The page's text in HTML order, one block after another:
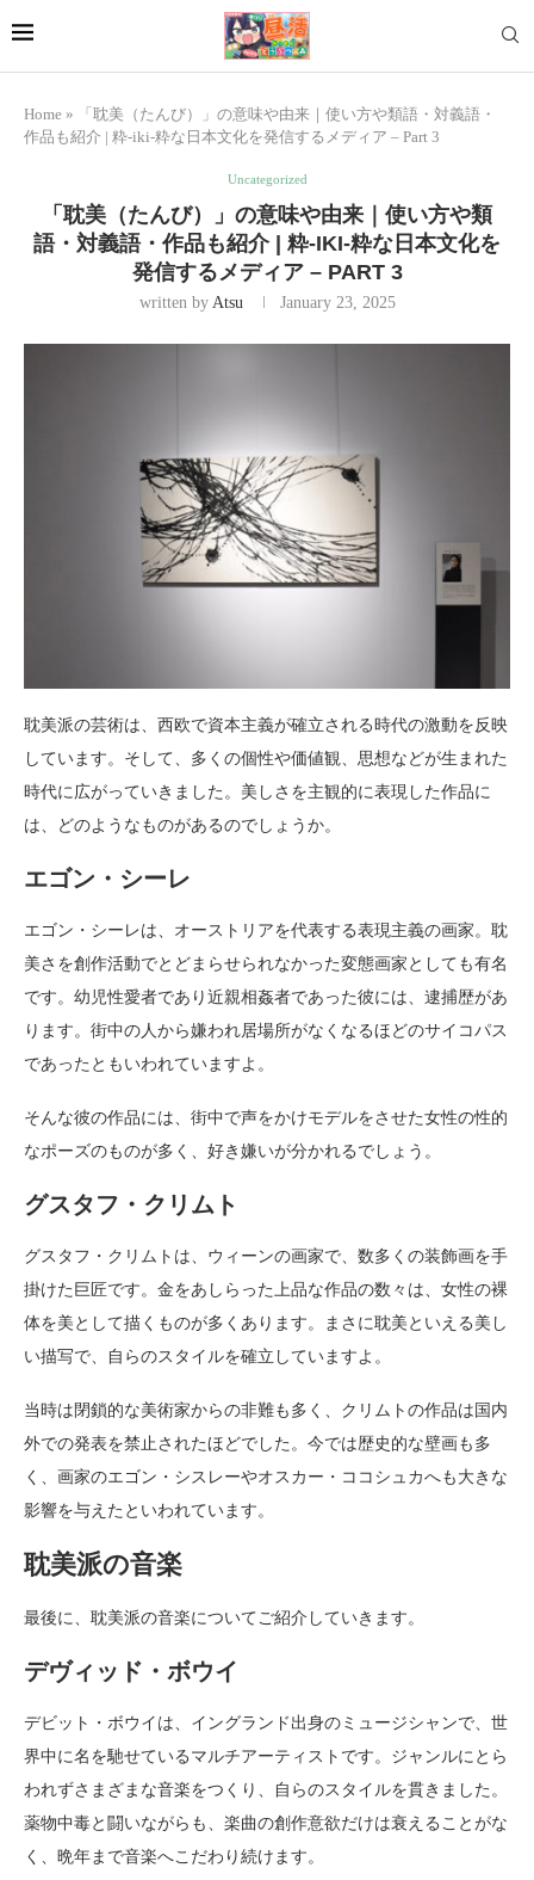
Home »
「耽美（たんび）」の意味や由来｜使い方や類語・対義語・
作品も紹介 | 粋-iki-粋な日本文化を発信するメディア – Part 3
Uncategorized
「耽美（たんび）」の意味や由来｜使い方や類
語・対義語・作品も紹介 | 粋-IKI-粋な日本文化を
発信するメディア – PART 3
written by Atsu January 23, 2025
耽美派の芸術は、西欧で資本主義が確立される時代の激動を反映
しています。そして、多くの個性や価値観、思想などが生まれた
時代に広がっていきました。美しさを主観的に表現した作品に
は、どのようなものがあるのでしょうか。
エゴン・シーレ
エゴン・シーレは、オーストリアを代表する表現主義の画家。耽
美さを創作活動でとどまらせられなかった変態画家としても有名
です。幼児性愛者であり近親相姦者であった彼には、逮捕歴があ
ります。街中の人から嫌われ居場所がなくなるほどのサイコパス
であったともいわれていますよ。
そんな彼の作品には、街中で声をかけモデルをさせた女性の性的
なポーズのものが多く、好き嫌いが分かれるでしょう。
グスタフ・クリムト
グスタフ・クリムトは、ウィーンの画家で、数多くの装飾画を手
掛けた巨匠です。金をあしらった上品な作品の数々は、女性の裸
体を美として描くものが多くあります。まさに耽美といえる美し
い描写で、自らのスタイルを確立していますよ。
当時は閉鎖的な美術家からの非難も多く、クリムトの作品は国内
外での発表を禁止されたほどでした。今では歴史的な壁画も多
く、画家のエゴン・シスレーやオスカー・ココシュカへも大きな
影響を与えたといわれています。
耽美派の音楽
最後に、耽美派の音楽についてご紹介していきます。
デヴィッド・ボウイ
デビット・ボウイは、イングランド出身のミュージシャンで、世
界中に名を馳せているマルチアーティストです。ジャンルにとら
われずさまざまな音楽をつくり、自らのスタイルを貫きました。
薬物中毒と闘いながらも、楽曲の創作意欲だけは衰えることがな
く、晩年まで音楽へこだわり続けます。